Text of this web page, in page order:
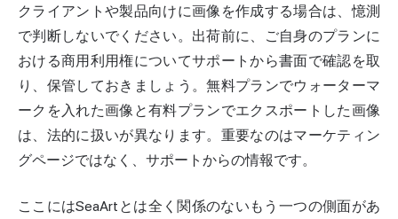
クライアントや製品向けに画像を作成する場合は、憶測
で判断しないでください。出荷前に、ご自身のプランに
おける商用利用権についてサポートから書面で確認を取
り、保管しておきましょう。無料プランでウォーターマ
ークを入れた画像と有料プランでエクスポートした画像
は、法的に扱いが異なります。重要なのはマーケティン
グページではなく、サポートからの情報です。
ここにはSeaArtとは全く関係のないもう一つの側面があ